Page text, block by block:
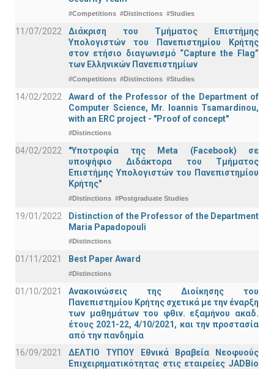
#Competitions #Distinctions #Studies
11/07/2022
Διάκριση του Τμήματος Επιστήμης
Υπολογιστών του Πανεπιστημίου Κρήτης
στον ετήσιο διαγωνισμό “Capture the Flag”
των Ελληνικών Πανεπιστημίων
#Competitions #Distinctions #Studies
14/02/2022
Award of the Professor of the Department of
Computer Science, Mr. Ioannis Tsamardinou,
with an ERC project - "Proof of concept"
#Distinctions
04/02/2022
"Υποτροφία της Meta (Facebook) σε
υποψήφιο Διδάκτορα του Τμήματος
Επιστήμης Υπολογιστών του Πανεπιστημίου
Κρήτης"
#Distinctions #Postgraduate Studies
19/01/2022
Distinction of the Professor of the Department
Maria Papadopouli
#Distinctions
01/11/2021 Best Paper Award
#Distinctions
01/10/2021
Ανακοινώσεις της Διοίκησης του
Πανεπιστημίου Κρήτης σχετικά με την έναρξη
των μαθημάτων του φθιν. εξαμήνου ακαδ.
έτους 2021-22, 4/10/2021, και την προστασία
από την πανδημία
16/09/2021
ΔΕΛΤΙΟ ΤΥΠΟΥ Εθνικά Βραβεία Νεοφυούς
Επιχειρηματικότητας στις εταιρείες JADBio